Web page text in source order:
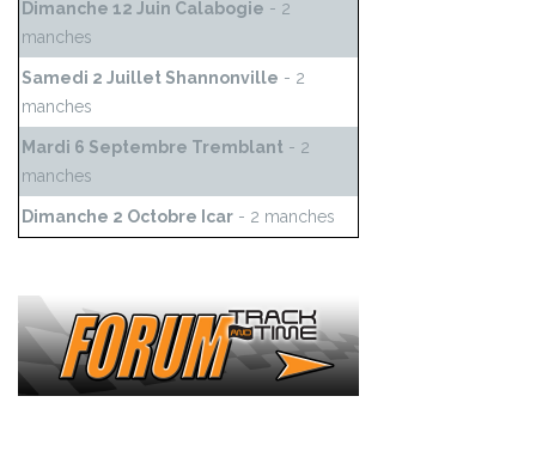
Dimanche 12 Juin Calabogie - 2
manches
Samedi 2 Juillet Shannonville - 2
manches
Mardi 6 Septembre Tremblant - 2
manches
Dimanche 2 Octobre Icar - 2 manches